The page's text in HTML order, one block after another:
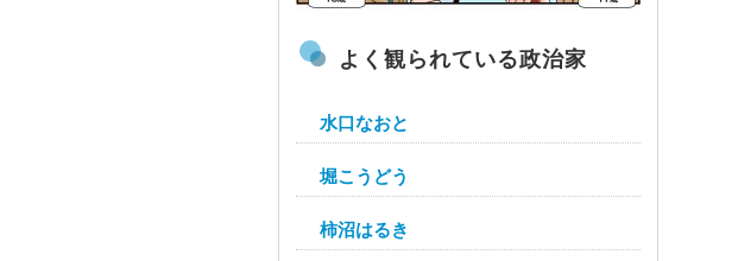
よく観られている政治家
水口なおと
堀こうどう
柿沼はるき